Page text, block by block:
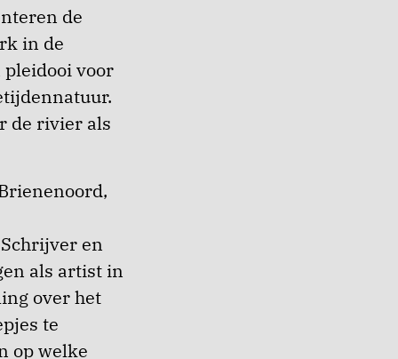
de
in de
voor
de rivier als
en
als artist in
over het
te
op welke